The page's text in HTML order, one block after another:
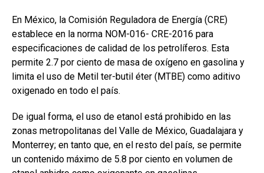
En México, la Comisión Reguladora de Energía (CRE)
establece en la norma NOM-016- CRE-2016 para
especificaciones de calidad de los petrolíferos. Esta
permite 2.7 por ciento de masa de oxígeno en gasolina y
limita el uso de Metil ter-butil éter (MTBE) como aditivo
oxigenado en todo el país.
De igual forma, el uso de etanol está prohibido en las
zonas metropolitanas del Valle de México, Guadalajara y
Monterrey; en tanto que, en el resto del país, se permite
un contenido máximo de 5.8 por ciento en volumen de